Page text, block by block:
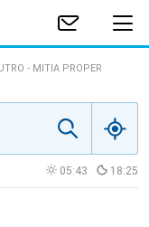
- MITIA PROPER
05:43 18:25